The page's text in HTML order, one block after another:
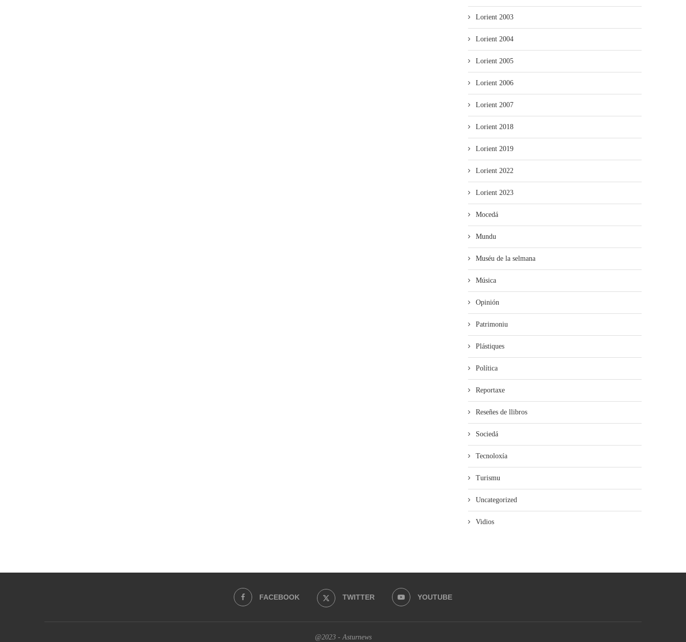
Lorient 2003
Lorient 2004
Lorient 2005
Lorient 2006
Lorient 2007
Lorient 2018
Lorient 2019
Lorient 2022
Lorient 2023
Mocedá
Mundu
Muséu de la selmana
Música
Opinión
Patrimoniu
Plástiques
Política
Reportaxe
Reseñes de llibros
Sociedá
Tecnoloxía
Turismu
Uncategorized
Vidios
FACEBOOK TWITTER YOUTUBE
@2023 - Asturnews